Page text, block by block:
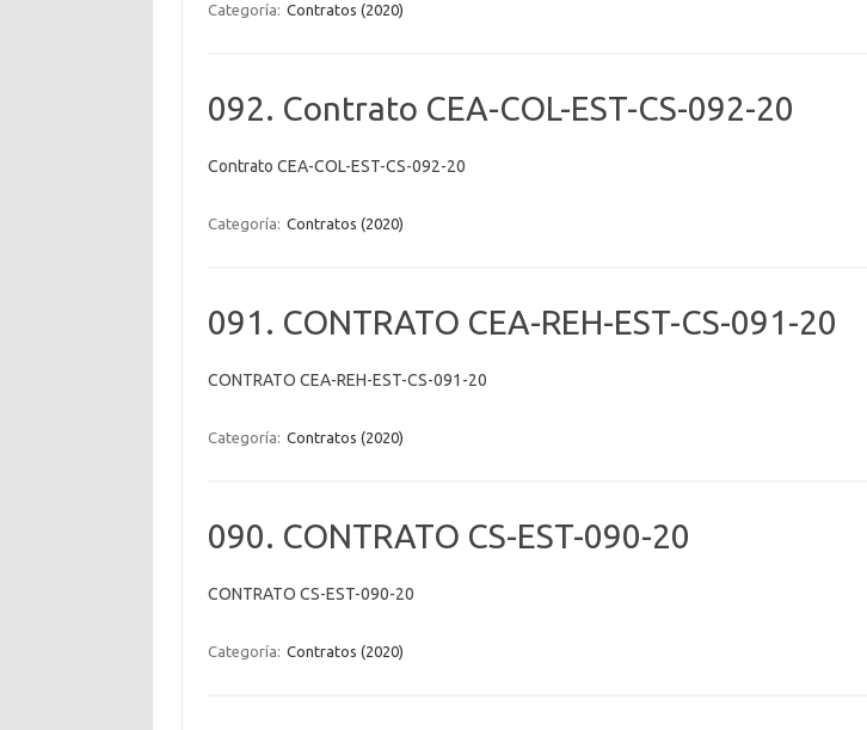
Categoría: Contratos (2020)
092. Contrato CEA-COL-EST-CS-092-20
Contrato CEA-COL-EST-CS-092-20
Categoría: Contratos (2020)
091. CONTRATO CEA-REH-EST-CS-091-20
CONTRATO CEA-REH-EST-CS-091-20
Categoría: Contratos (2020)
090. CONTRATO CS-EST-090-20
CONTRATO CS-EST-090-20
Categoría: Contratos (2020)